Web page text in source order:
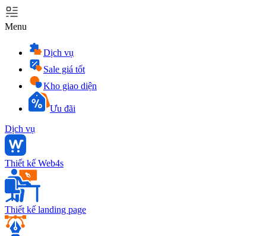
Menu
Dịch vụ
Sale giá tốt
Kho giao diện
Ưu đãi
Dịch vụ
Thiết kế Web4s
Thiết kế landing page